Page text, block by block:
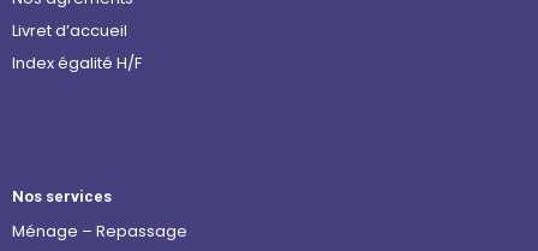
Livret d’accueil
Index égalité H/F
Nos services
Ménage – Repassage